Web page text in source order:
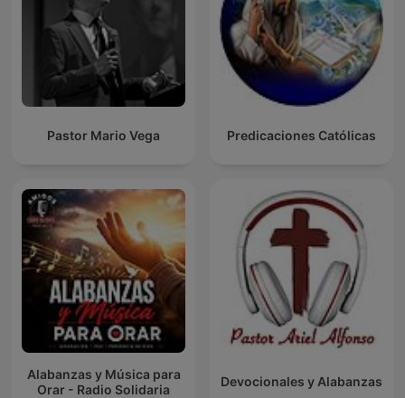
Pastor Mario Vega Predicaciones Católicas
Alabanzas y Música para
Orar - Radio Solidaria
Devocionales y Alabanzas